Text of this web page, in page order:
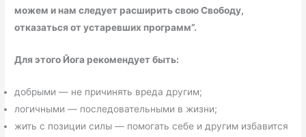
можем и нам следует расширить свою Свободу,
отказаться от устаревших программ”.
Для этого Йога рекомендует быть:
добрыми — не причинять вреда другим;
логичными — последовательными в жизни;
жить с позиции силы — помогать себе и другим избавится